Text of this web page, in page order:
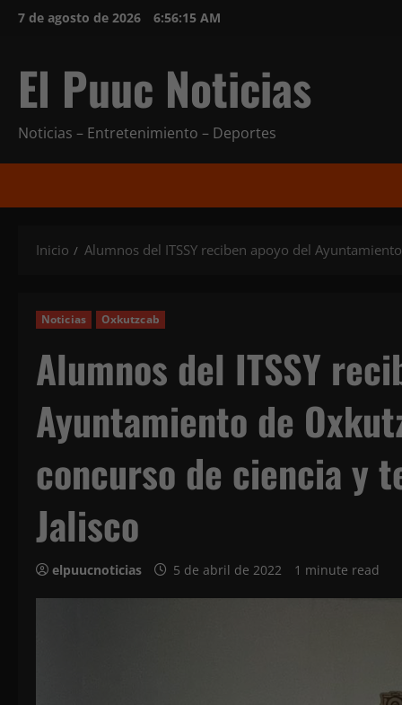
Saltar7 de agosto de 2026 6:56:17 AM
El Puuc Noticias
Noticias – Entretenimiento – Deportes
Inicio Alumnos del ITSSY reciben apoyo del
Noticias Oxkutzcab
Alumnos del ITSSY
Ayuntamiento de
concurso de ciencia y
Jalisco
elpuucnoticias 5 de abril de 2022 1 minute read